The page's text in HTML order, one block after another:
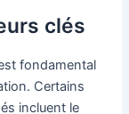
clés
fondamental
Certains
incluent le